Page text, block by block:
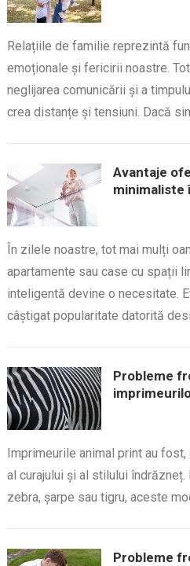
Relațiile de familie reprezintă
emoționale și fericirii noastre.
neglijarea comunicării și a
crea distanțe și tensiuni. Dacă
Avantaje
minimaliste
În zilele noastre, tot mai mulți
apartamente sau case cu spații
inteligentă devine o necesitate.
câștigat popularitate datorită
Probleme
Imprimeurile animal print au
al curajului și al stilului
zebra, șarpe sau tigru, aceste
Probleme